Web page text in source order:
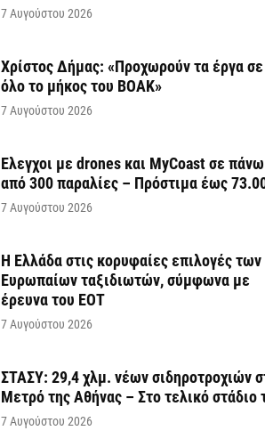
7 Αυγούστου 2026
Χρίστος Δήμας: «Προχωρούν τα έργα σε
όλο το μήκος του ΒΟΑΚ»
7 Αυγούστου 2026
Έλεγχοι με drones και MyCoast σε πάνω
από 300 παραλίες – Πρόστιμα έως
7 Αυγούστου 2026
Η Ελλάδα στις κορυφαίες επιλογές των
Ευρωπαίων ταξιδιωτών, σύμφωνα με
έρευνα του ΕΟΤ
7 Αυγούστου 2026
ΣΤΑΣΥ: 29,4 χλμ. νέων σιδηροτροχιών
Μετρό της Αθήνας – Στο τελικό στάδιο
7 Αυγούστου 2026